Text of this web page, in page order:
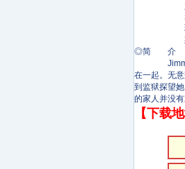
加瑞特
玛莎·
斯凯
◎简 介
Jimmy（卢
在一起。无
到监狱探望
的家人并没
【下载